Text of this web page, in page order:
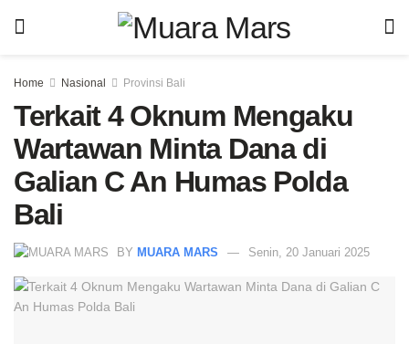
Home Nasional Provinsi Bali
Terkait 4 Oknum Mengaku
Wartawan Minta Dana di
Galian C An Humas Polda
Bali
BY MUARA MARS Senin, 20 Januari 2025